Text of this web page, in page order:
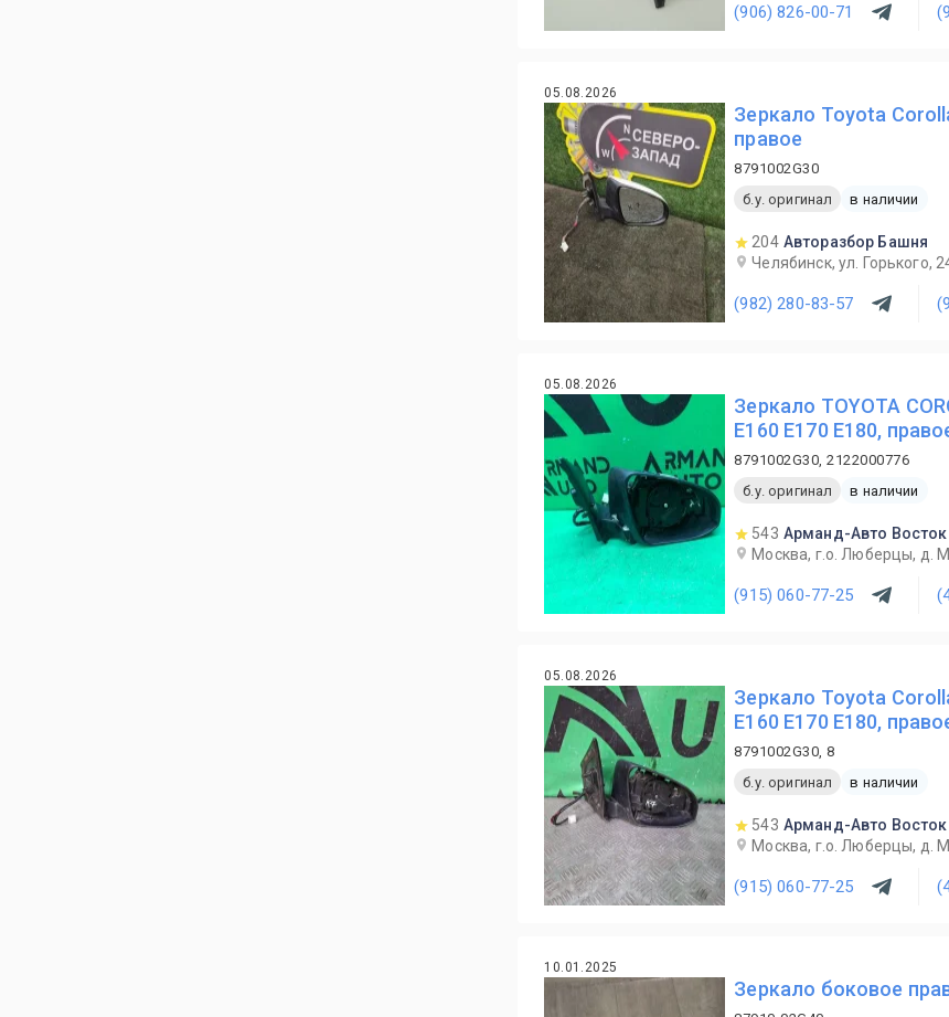
(906) 826-00-71
05.08.2026
Зеркало Toyota
правое
8791002G30
б.у. оригинал
в наличии
204 Авторазбор Башня
Челябинск, ул. Горького,
(982) 280-83-57
05.08.2026
Зеркало TOYOTA
E160 E170 E180,
8791002G30, 2122000776
б.у. оригинал
в наличии
543 Арманд-Авто Восток
Москва, г.о. Люберцы, д.
(915) 060-77-25
05.08.2026
Зеркало Toyota
E160 E170 E180,
8791002G30, 8
б.у. оригинал
в наличии
543 Арманд-Авто Восток
Москва, г.о. Люберцы, д.
(915) 060-77-25
10.01.2025
Зеркало боковое